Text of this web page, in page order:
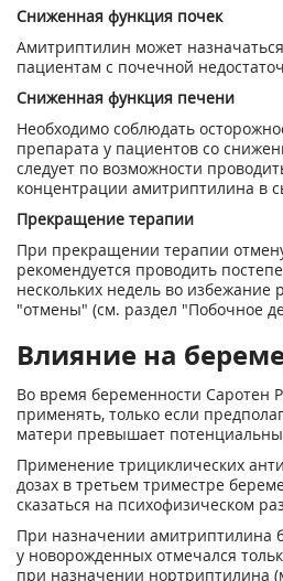
Сниженная функция почек
Амитриптилин может
пациентам с почечной
Сниженная функция печени
Необходимо соблюдать
препарата у пациентов со
следует по возможности
концентрации амитриптилина в
Прекращение терапии
При прекращении терапии
рекомендуется проводить
нескольких недель во избежание
"отмены" (см. раздел "Побочное
Влияние на
Во время беременности Саротен
применять, только если
матери превышает
Применение трициклических
дозах в третьем триместре
сказаться на психофизическом
При назначении
у новорожденных отмечался
при назначении нортриптилина